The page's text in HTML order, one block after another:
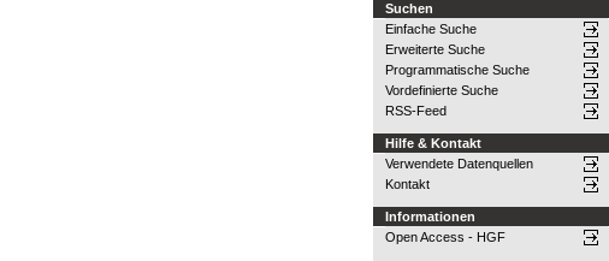
Suchen
Einfache Suche
Erweiterte Suche
Programmatische Suche
Vordefinierte Suche
RSS-Feed
Hilfe & Kontakt
Verwendete Datenquellen
Kontakt
Informationen
Open Access - HGF